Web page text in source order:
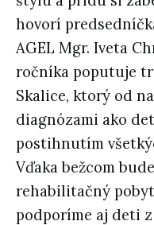
hovorí
AGEL Mgr. Iveta
ročníka poputuje
Skalice, ktorý od
diagnózami ako
postihnutím
Vďaka bežcom
rehabilitačný
podporíme aj deti